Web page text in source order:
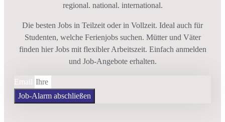
regional. national. international.
Die besten Jobs in Teilzeit oder in Vollzeit. Ideal auch für
Studenten, welche Ferienjobs suchen. Mütter und Väter
finden hier Jobs mit flexibler Arbeitszeit. Einfach anmelden
und Job-Angebote erhalten.
Email
Job-Alarm abschließen